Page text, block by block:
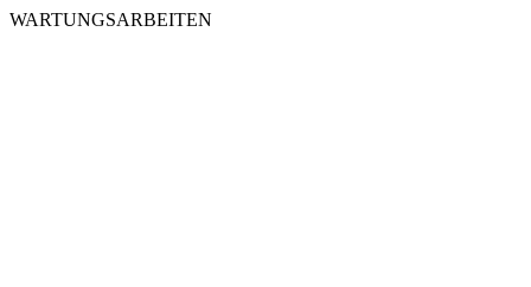
WARTUNGSARBEITEN